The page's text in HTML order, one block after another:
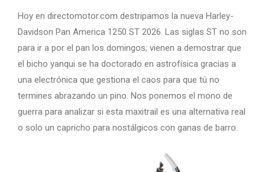
Hoy en directomotor.com destripamos la nueva Harley-
Davidson Pan America 1250 ST 2026. Las siglas ST no son
para ir a por el pan los domingos; vienen a demostrar que
el bicho yanqui se ha doctorado en astrofísica gracias a
una electrónica que gestiona el caos para que tú no
termines abrazando un pino. Nos ponemos el mono de
guerra para analizar si esta maxitrail es una alternativa real
o solo un capricho para nostálgicos con ganas de barro.